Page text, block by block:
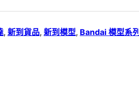
, 新到貨品, 新到模型, Bandai 模型系列